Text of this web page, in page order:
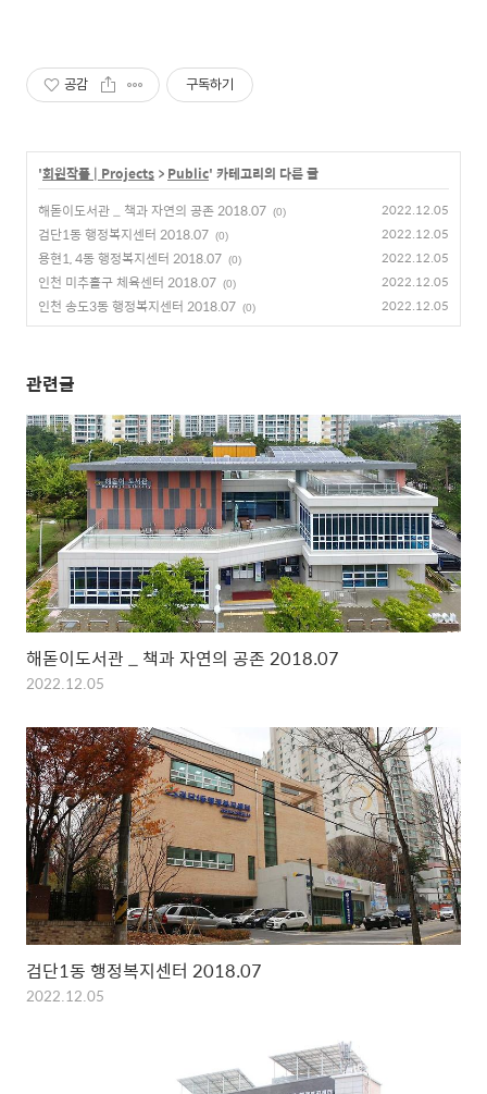
공감 구독하기
'회원작품 | Projects > Public' 카테고리의 다른 글
해돋이도서관 _ 책과 자연의 공존 2018.07 (0) 2022.12.05
검단1동 행정복지센터 2018.07 (0) 2022.12.05
용현1, 4동 행정복지센터 2018.07 (0) 2022.12.05
인천 미추홀구 체육센터 2018.07 (0) 2022.12.05
인천 송도3동 행정복지센터 2018.07 (0) 2022.12.05
관련글
해돋이도서관 _ 책과 자연의 공존 2018.07
2022.12.05
검단1동 행정복지센터 2018.07
2022.12.05